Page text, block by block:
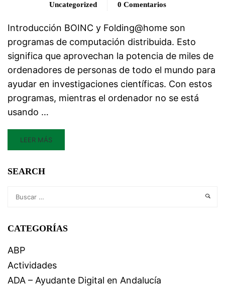
Uncategorized
0 Comentarios
Introducción BOINC y Folding@home son
programas de computación distribuida. Esto
significa que aprovechan la potencia de miles de
ordenadores de personas de todo el mundo para
ayudar en investigaciones científicas. Con estos
programas, mientras el ordenador no se está
usando …
LEER MÁS
SEARCH
CATEGORÍAS
ABP
Actividades
ADA – Ayudante Digital en Andalucía